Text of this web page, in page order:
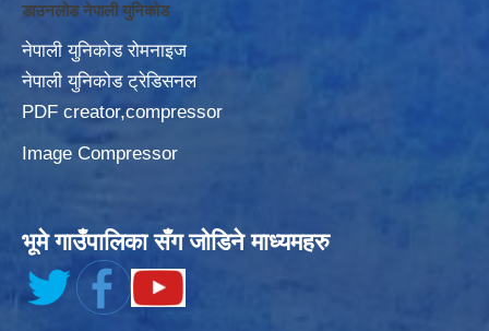
डाउनलोड नेपाली युनिकोड
नेपाली युनिकोड रोमनाइज
नेपाली युनिकोड ट्रेडिसनल
PDF creator,compressor
Image Compressor
भूमे गाउँपालिका सँग जोडिने माध्यमहरु